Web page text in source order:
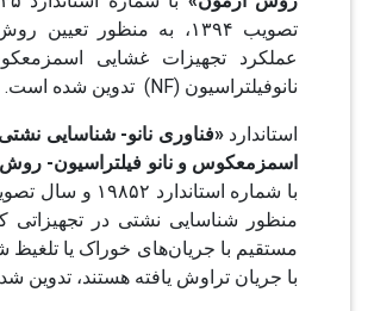
تصویب ۱۳۹۴، به منظور تعیین روش‌های
نانوفیلتراسیون (NF) تدوین شده است.
استاندارد«فناوری نانو- شناسایی نشتی در
اسمزمعکوس و نانو فیلتراسیون- روش‌های
منظور شناسایی نشتی در تجهیزاتی که در
مستقیم با جریان‌های خوراک یا تلغیظ شده، یا
با جریان تراوش یافته هستند، تدوین شده است.